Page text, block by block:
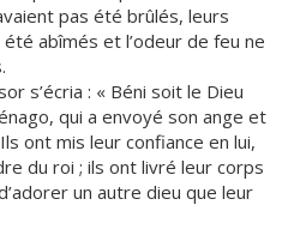
pas été brûlés, leurs
abîmés et l’odeur de feu ne
s’écria : « Béni soit le Dieu
qui a envoyé son ange et
ont mis leur confiance en lui,
du roi ; ils ont livré leur corps
un autre dieu que leur